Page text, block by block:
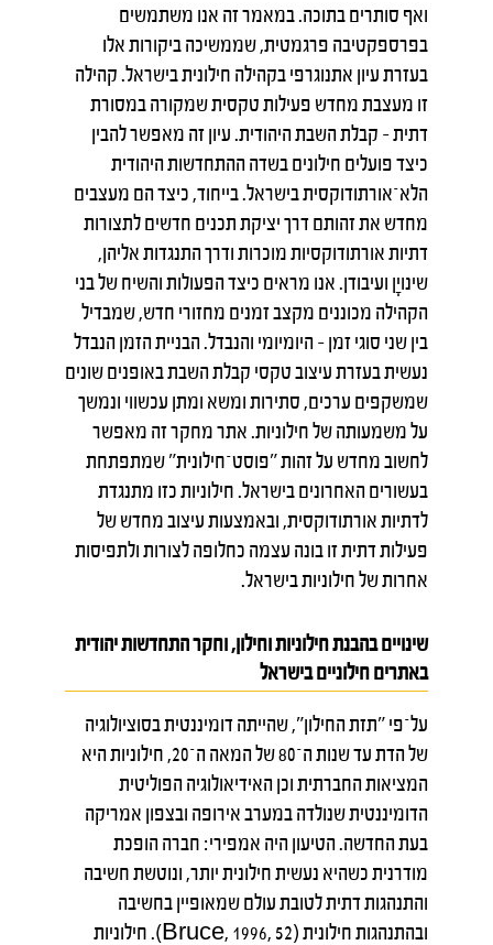
ואף סותרים בתוכה. במאמר זה אנו משתמשים
בפרספקטיבה פרגמטית, שממשיכה ביקורות אלו
בעזרת עיון אתנוגרפי בקהילה חילונית בישראל. קהילה
זו מעצבת מחדש פעילות טקסית שמקורה במסורת
דתית – קבלת השבת היהודית. עיון זה מאפשר להבין
כיצד פועלים חילונים בשדה ההתחדשות היהודית
הלא־אורתודוקסית בישראל. בייחוד, כיצד הם מעצבים
מחדש את זהותם דרך יציקת תכנים חדשים לתצורות
דתיות אורתודוקסיות מוכרות ודרך התנגדות אליהן,
שינויָן ועיבודן. אנו מראים כיצד הפעולות והשיח של בני
הקהילה מכוננים מקצב זמנים מחזורי חדש, שמבדיל
בין שני סוגי זמן – היומיומי והנבדל. הבניית הזמן הנבדל
נעשית בעזרת עיצוב טקסי קבלת השבת באופנים שונים
שמשקפים ערכים, סתירות ומשא ומתן עכשווי ונמשך
על משמעותה של חילוניות. אתר מחקר זה מאפשר
לחשוב מחדש על זהות "פוסט־חילונית" שמתפתחת
בעשורים האחרונים בישראל. חילוניות כזו מתנגדת
לדתיות אורתודוקסית, ובאמצעות עיצוב מחדש של
פעילות דתית זו בונה עצמה כחלופה לצורות ולתפיסות
אחרות של חילוניות בישראל.
שינויים בהבנת חילוניות וחילון, וחקר התחדשות יהודית
באתרים חילוניים בישראל
על־פי "תזת החילון", שהייתה דומיננטית בסוציולוגיה
של הדת עד שנות ה־80 של המאה ה־20, חילוניות היא
המציאות החברתית וכן האידיאולוגיה הפוליטית
הדומיננטית שנולדה במערב אירופה ובצפון אמריקה
בעת החדשה. הטיעון היה אמפירי: חברה הופכת
מודרנית כשהיא נעשית חילונית יותר, ונוטשת חשיבה
והתנהגות דתית לטובת עולם שמאופיין בחשיבה
ובהתנהגות חילונית (52 ,Bruce, 1996). חילוניות